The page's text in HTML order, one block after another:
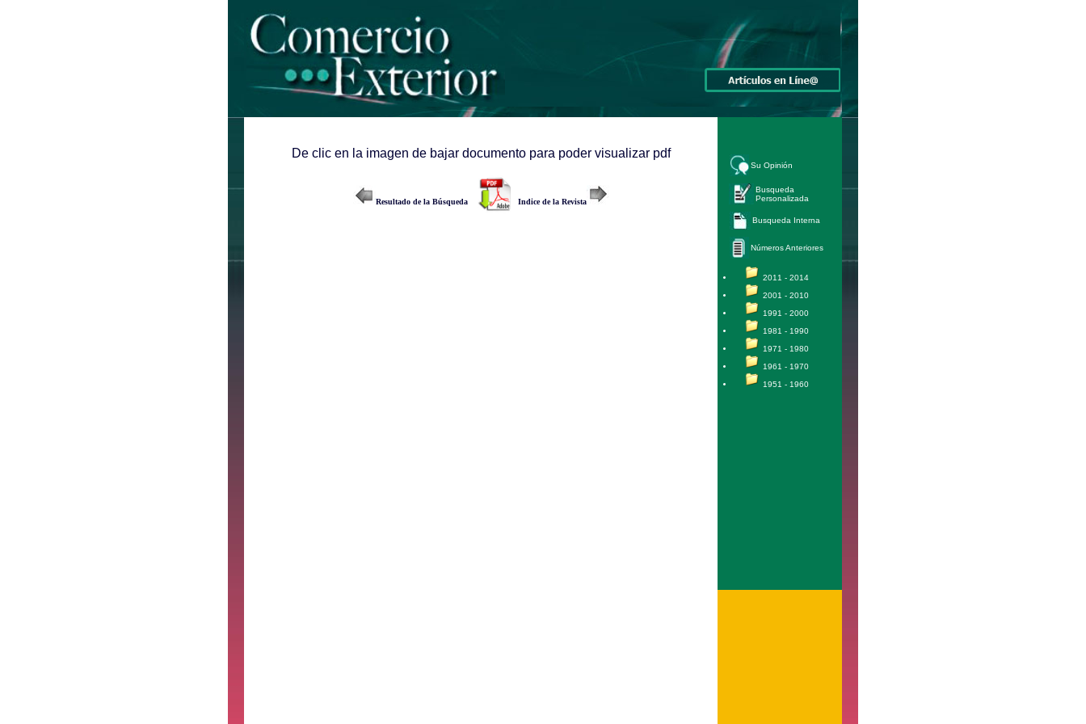
De clic en la imagen de bajar documento para poder visualizar pdf
Resultado de la Búsqueda Indice de la Revista
Su Opinión
Busqueda
Personalizada
Busqueda Interna
Números Anteriores
2011 - 2014
2001 - 2010
1991 - 2000
1981 - 1990
1971 - 1980
1961 - 1970
1951 - 1960